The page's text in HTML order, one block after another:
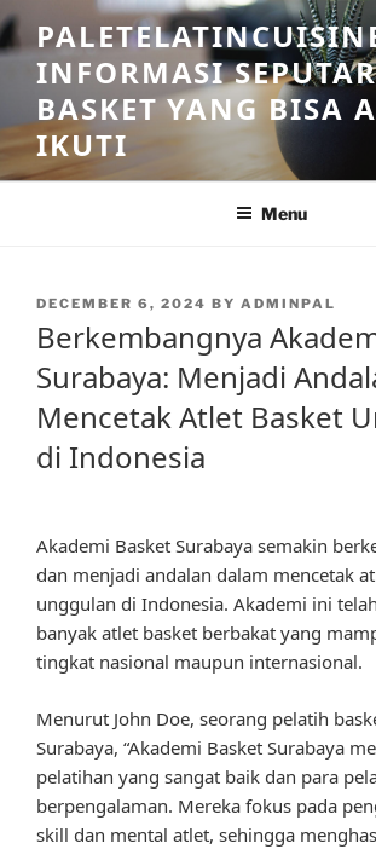
Skip
to
contentINFORMASI
BASKET YANG BISA
IKUTI
Menu
POSTED
DECEMBER 6, 2024 BY ADMINPAL
Berkembangnya
Surabaya: Menjadi
Mencetak Atlet Basket
di Indonesia
Akademi Basket Surabaya semakin
dan menjadi andalan dalam mencetak
unggulan di Indonesia. Akademi ini
banyak atlet basket berbakat yang
tingkat nasional maupun internasional.
Menurut John Doe, seorang pelatih
Surabaya, “Akademi Basket Surabaya
pelatihan yang sangat baik dan para
berpengalaman. Mereka fokus pada
skill dan mental atlet, sehingga